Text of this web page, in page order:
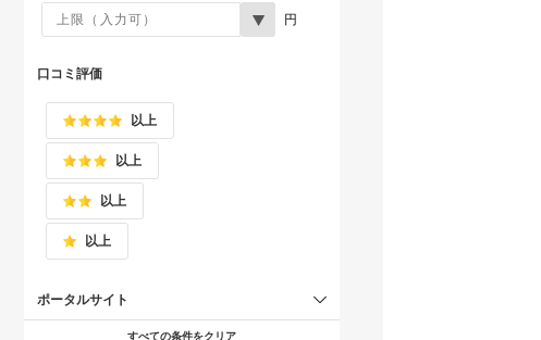
円
口コミ評価
以上
以上
以上
以上
ポータルサイト
すべての条件をクリア